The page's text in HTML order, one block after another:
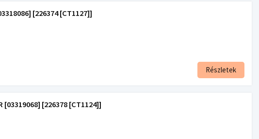
[226374 [CT1127]]
Részletek
[03319068] [226378 [CT1124]]